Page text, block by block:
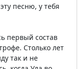
песню, у тебя
первый состав
Столько лет
так и не